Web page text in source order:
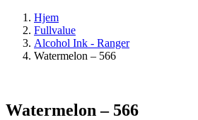
Hjem
Fullvalue
Alcohol Ink - Ranger
Watermelon – 566
Watermelon – 566